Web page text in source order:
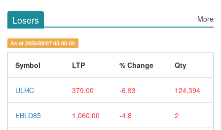
Losers More
As of 2026/08/07 03:00:00
Symbol LTP % Change Qty
ULHC 379.00 -6.93 124,394
EBLD85 1,060.00 -4.8 2